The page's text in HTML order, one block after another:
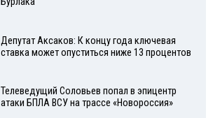
Депутат Аксаков: К концу года ключевая
ставка может опуститься ниже 13 процентов
Телеведущий Соловьев попал в эпицентр
атаки БПЛА ВСУ на трассе «Новороссия»